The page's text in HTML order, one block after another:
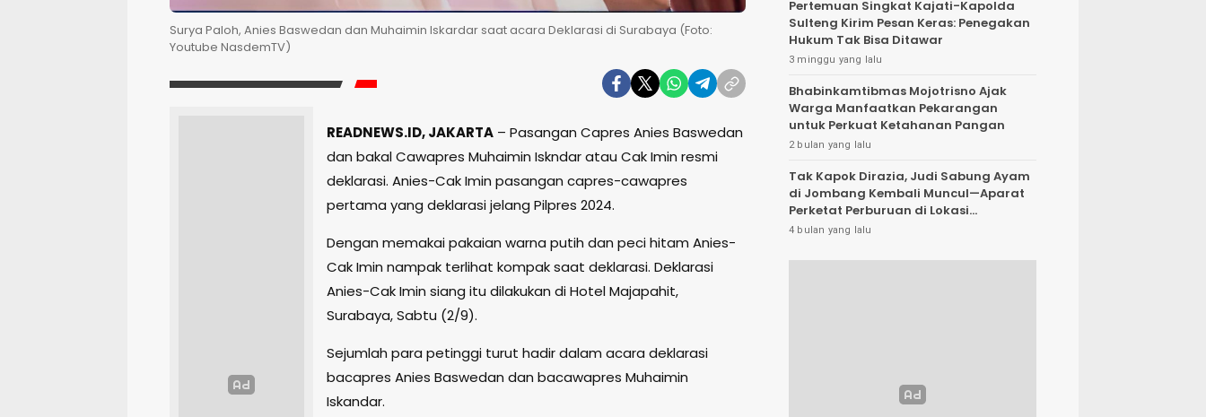
Surya Paloh, Anies Baswedan dan Muhaimin Iskardar saat acara Deklarasi di Surabaya (Foto:
Youtube NasdemTV)
READNEWS.ID, JAKARTA – Pasangan Capres Anies Baswedan
dan bakal Cawapres Muhaimin Iskndar atau Cak Imin resmi
deklarasi. Anies-Cak Imin pasangan capres-cawapres
pertama yang deklarasi jelang Pilpres 2024.
Dengan memakai pakaian warna putih dan peci hitam Anies-
Cak Imin nampak terlihat kompak saat deklarasi. Deklarasi
Anies-Cak Imin siang itu dilakukan di Hotel Majapahit,
Surabaya, Sabtu (2/9).
Sejumlah para petinggi turut hadir dalam acara deklarasi
bacapres Anies Baswedan dan bacawapres Muhaimin
Iskandar.
Pertemuan Singkat Kajati-Kapolda
Sulteng Kirim Pesan Keras: Penegakan
Hukum Tak Bisa Ditawar
3 minggu yang lalu
Bhabinkamtibmas Mojotrisno Ajak
Warga Manfaatkan Pekarangan
untuk Perkuat Ketahanan Pangan
2 bulan yang lalu
Tak Kapok Dirazia, Judi Sabung Ayam
di Jombang Kembali Muncul—Aparat
Perketat Perburuan di Lokasi
Tersembunyi
4 bulan yang lalu